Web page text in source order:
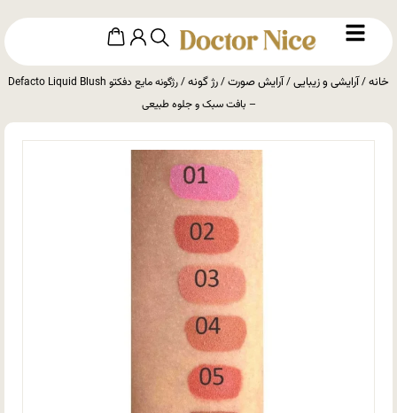
خانه/آرایشی و زیبایی/آرایش صورت/رژ گونه
/ رژگونه مایع دفکتو Defacto Liquid Blush
– بافت سبک و جلوه طبیعی